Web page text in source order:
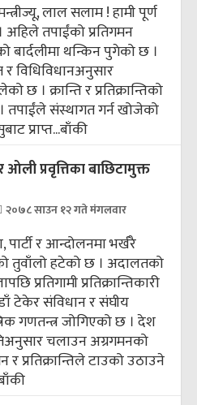
लाल सलाम ! हामी पूर्ण
तपाईंको प्रतिगमन
बार्दलीमा थन्किन पुगेको छ ।
विधिविधानअनुसार
छ । क्रान्ति र प्रतिक्रान्तिको
संस्थागत गर्न खोजेको
प्राप्त...बाँकी
प्रवृत्तिका बाछिटामुक्त
२०७८ साउन १२ गते मंगलवार
र आन्दोलनमा भर्खरै
तुवाँलो हटेको छ । अदालतको
प्रतिगामी प्रतिक्रान्तिकारी
टेकेर संविधान र संघीय
गणतन्त्र जोगिएको छ । देश
चलाउन अग्रगमनको
प्रतिक्रान्तिले टाउको उठाउने